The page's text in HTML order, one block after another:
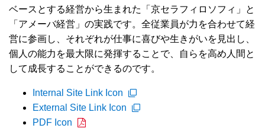
ベースとする経営から生まれた「京セラフィロソフィ」と
「アメーバ経営」の実践です。全従業員が力を合わせて経
営に参画し、それぞれが仕事に喜びや生きがいを見出し、
個人の能力を最大限に発揮することで、自らを高め人間と
して成長することができるのです。
Internal Site Link Icon
External Site Link Icon
PDF Icon